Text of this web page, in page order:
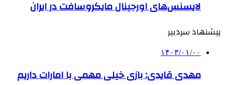
لایسنس‌های اورجینال مایکروسافت در ایران
پیشنهاد سردبیر
۱۴۰۳/۰۱/۰۰
مهدی قایدی: بازی خیلی مهمی با امارات داریم